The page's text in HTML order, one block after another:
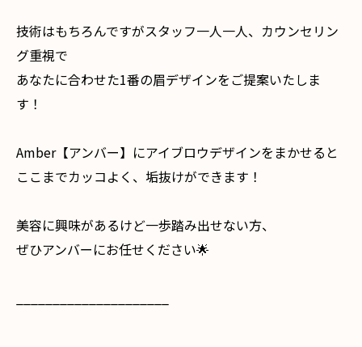
技術はもちろんですがスタッフ一人一人、カウンセリン
グ重視で
あなたに合わせた1番の眉デザインをご提案いたしま
す！
Amber【アンバー】にアイブロウデザインをまかせると
ここまでカッコよく、垢抜けができます！
美容に興味があるけど一歩踏み出せない方、
ぜひアンバーにお任せください🌟